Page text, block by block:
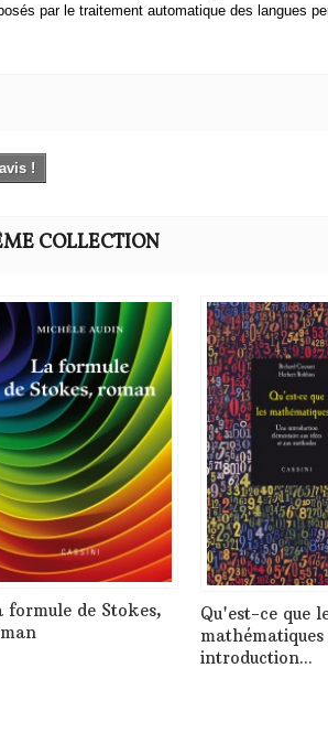
par le traitement automatique des langues
!
COLLECTION
formule de Stokes,
Qu'est-ce que
introduction...